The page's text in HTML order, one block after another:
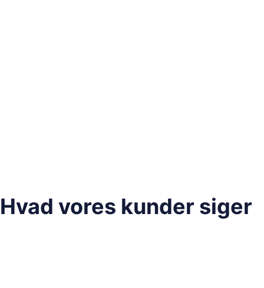
Hvad vores kunder siger